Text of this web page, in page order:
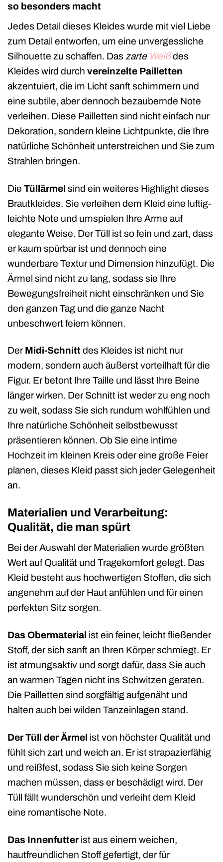
so besonders macht
Jedes Detail dieses Kleides wurde mit viel Liebe
zum Detail entworfen, um eine unvergessliche
Silhouette zu schaffen. Das zarte Weißdes
Kleides wird durch vereinzelte Pailletten
akzentuiert, die im Licht sanft schimmern und
eine subtile, aber dennoch bezaubernde Note
verleihen. Diese Pailletten sind nicht einfach nur
Dekoration, sondern kleine Lichtpunkte, die Ihre
natürliche Schönheit unterstreichen und Sie zum
Strahlen bringen.
Die Tüllärmel sind ein weiteres Highlight dieses
Brautkleides. Sie verleihen dem Kleid eine luftig-
leichte Note und umspielen Ihre Arme auf
elegante Weise. Der Tüll ist so fein und zart, dass
er kaum spürbar ist und dennoch eine
wunderbare Textur und Dimension hinzufügt. Die
Ärmel sind nicht zu lang, sodass sie Ihre
Bewegungsfreiheit nicht einschränken und Sie
den ganzen Tag und die ganze Nacht
unbeschwert feiern können.
DerMidi-Schnitt des Kleides ist nicht nur
modern, sondern auch äußerst vorteilhaft für die
Figur. Er betont Ihre Taille und lässt Ihre Beine
länger wirken. Der Schnitt ist weder zu eng noch
zu weit, sodass Sie sich rundum wohlfühlen und
Ihre natürliche Schönheit selbstbewusst
präsentieren können. Ob Sie eine intime
Hochzeit im kleinen Kreis oder eine große Feier
planen, dieses Kleid passt sich jeder Gelegenheit
an.
Materialien und Verarbeitung:
Qualität, die man spürt
Bei der Auswahl der Materialien wurde größten
Wert auf Qualität und Tragekomfort gelegt. Das
Kleid besteht aus hochwertigen Stoffen, die sich
angenehm auf der Haut anfühlen und für einen
perfekten Sitz sorgen.
Das Obermaterial ist ein feiner, leicht fließender
Stoff, der sich sanft an Ihren Körper schmiegt. Er
ist atmungsaktiv und sorgt dafür, dass Sie auch
an warmen Tagen nicht ins Schwitzen geraten.
Die Pailletten sind sorgfältig aufgenäht und
halten auch bei wilden Tanzeinlagen stand.
Der Tüll der Ärmel ist von höchster Qualität und
fühlt sich zart und weich an. Er ist strapazierfähig
und reißfest, sodass Sie sich keine Sorgen
machen müssen, dass er beschädigt wird. Der
Tüll fällt wunderschön und verleiht dem Kleid
eine romantische Note.
Das Innenfutterist aus einem weichen,
hautfreundlichen Stoff gefertigt, der für